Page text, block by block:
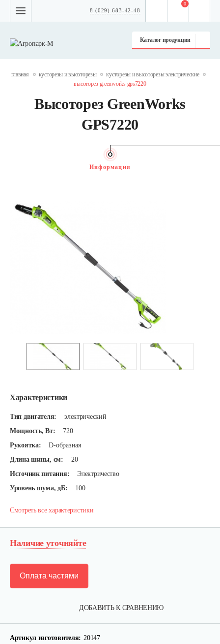
8 (029) 683-42-48
Каталог продукции
0
главная кусторезы и высоторезы
кусторезы и высоторезы электрические
высоторез greenworks gps7220
Высоторез GreenWorks
GPS7220
Характеристики
Тип двигателя:
электрический
Мощность, Вт:
720
Рукоятка:
D-образная
Длина шины, см:
20
Источник питания:
Электричество
Уровень шума, дБ:
100
Смотреть все характеристики
Информация
Наличие уточняйте
ДОБАВИТЬ К СРАВНЕНИЮ
Оплата частями
Артикул изготовителя: 20147